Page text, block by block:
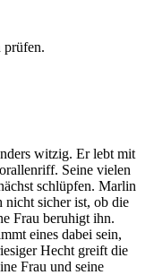
prüfen.
witzig. Er lebt mit
Seine vielen
schlüpfen. Marlin
nicht sicher ist, ob die
Frau beruhigt ihn.
eines dabei sein,
Hecht greift die
Frau und seine